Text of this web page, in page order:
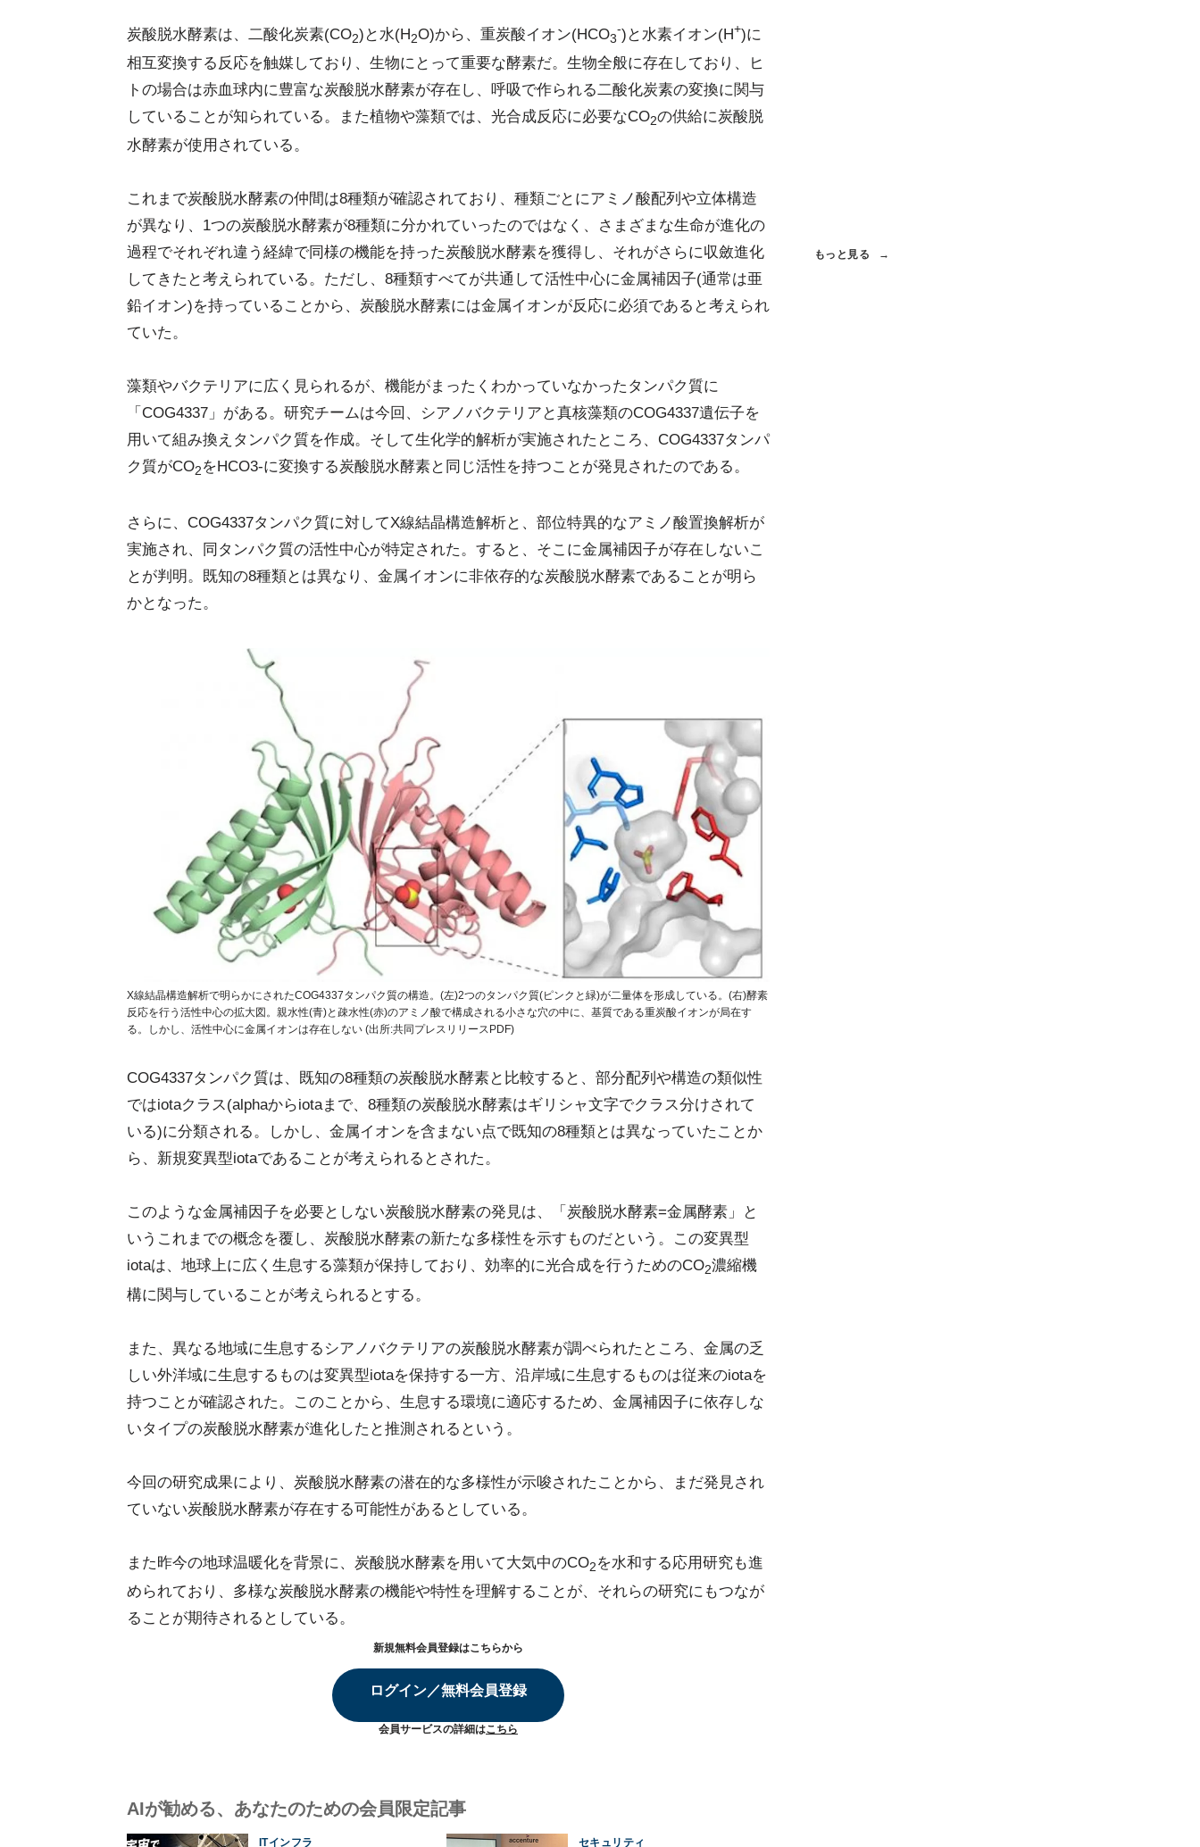
炭酸脱水酵素は、二酸化炭素(CO2)と水(H2O)から、重炭酸イオン(HCO3
-)と水素イオン(H+)に
相互変換する反応を触媒しており、生物にとって重要な酵素だ。生物全般に存在しており、ヒ
トの場合は赤血球内に豊富な炭酸脱水酵素が存在し、呼吸で作られる二酸化炭素の変換に関与
していることが知られている。また植物や藻類では、光合成反応に必要なCO2の供給に炭酸脱
水酵素が使用されている。
これまで炭酸脱水酵素の仲間は8種類が確認されており、種類ごとにアミノ酸配列や立体構造
が異なり、1つの炭酸脱水酵素が8種類に分かれていったのではなく、さまざまな生命が進化の
過程でそれぞれ違う経緯で同様の機能を持った炭酸脱水酵素を獲得し、それがさらに収斂進化
してきたと考えられている。ただし、8種類すべてが共通して活性中心に金属補因子(通常は亜
鉛イオン)を持っていることから、炭酸脱水酵素には金属イオンが反応に必須であると考えられ
ていた。
藻類やバクテリアに広く見られるが、機能がまったくわかっていなかったタンパク質に
「COG4337」がある。研究チームは今回、シアノバクテリアと真核藻類のCOG4337遺伝子を
用いて組み換えタンパク質を作成。そして生化学的解析が実施されたところ、COG4337タンパ
ク質がCO2をHCO3-に変換する炭酸脱水酵素と同じ活性を持つことが発見されたのである。
さらに、COG4337タンパク質に対してX線結晶構造解析と、部位特異的なアミノ酸置換解析が
実施され、同タンパク質の活性中心が特定された。すると、そこに金属補因子が存在しないこ
とが判明。既知の8種類とは異なり、金属イオンに非依存的な炭酸脱水酵素であることが明ら
かとなった。
X線結晶構造解析で明らかにされたCOG4337タンパク質の構造。(左)2つのタンパク質(ピンクと緑)が二量体を形成している。(右)酵素
反応を行う活性中心の拡大図。親水性(青)と疎水性(赤)のアミノ酸で構成される小さな穴の中に、基質である重炭酸イオンが局在す
る。しかし、活性中心に金属イオンは存在しない (出所:共同プレスリリースPDF)
COG4337タンパク質は、既知の8種類の炭酸脱水酵素と比較すると、部分配列や構造の類似性
ではiotaクラス(alphaからiotaまで、8種類の炭酸脱水酵素はギリシャ文字でクラス分けされて
いる)に分類される。しかし、金属イオンを含まない点で既知の8種類とは異なっていたことか
ら、新規変異型iotaであることが考えられるとされた。
このような金属補因子を必要としない炭酸脱水酵素の発見は、「炭酸脱水酵素=金属酵素」と
いうこれまでの概念を覆し、炭酸脱水酵素の新たな多様性を示すものだという。この変異型
iotaは、地球上に広く生息する藻類が保持しており、効率的に光合成を行うためのCO2濃縮機
構に関与していることが考えられるとする。
また、異なる地域に生息するシアノバクテリアの炭酸脱水酵素が調べられたところ、金属の乏
しい外洋域に生息するものは変異型iotaを保持する一方、沿岸域に生息するものは従来のiotaを
持つことが確認された。このことから、生息する環境に適応するため、金属補因子に依存しな
いタイプの炭酸脱水酵素が進化したと推測されるという。
今回の研究成果により、炭酸脱水酵素の潜在的な多様性が示唆されたことから、まだ発見され
ていない炭酸脱水酵素が存在する可能性があるとしている。
また昨今の地球温暖化を背景に、炭酸脱水酵素を用いて大気中のCO2を水和する応用研究も進
められており、多様な炭酸脱水酵素の機能や特性を理解することが、それらの研究にもつなが
ることが期待されるとしている。
新規無料会員登録はこちらから
ログイン／無料会員登録
会員サービスの詳細はこちら
AIが勧める、あなたのための会員限定記事
ITインフラ セキュリティ
もっと見る